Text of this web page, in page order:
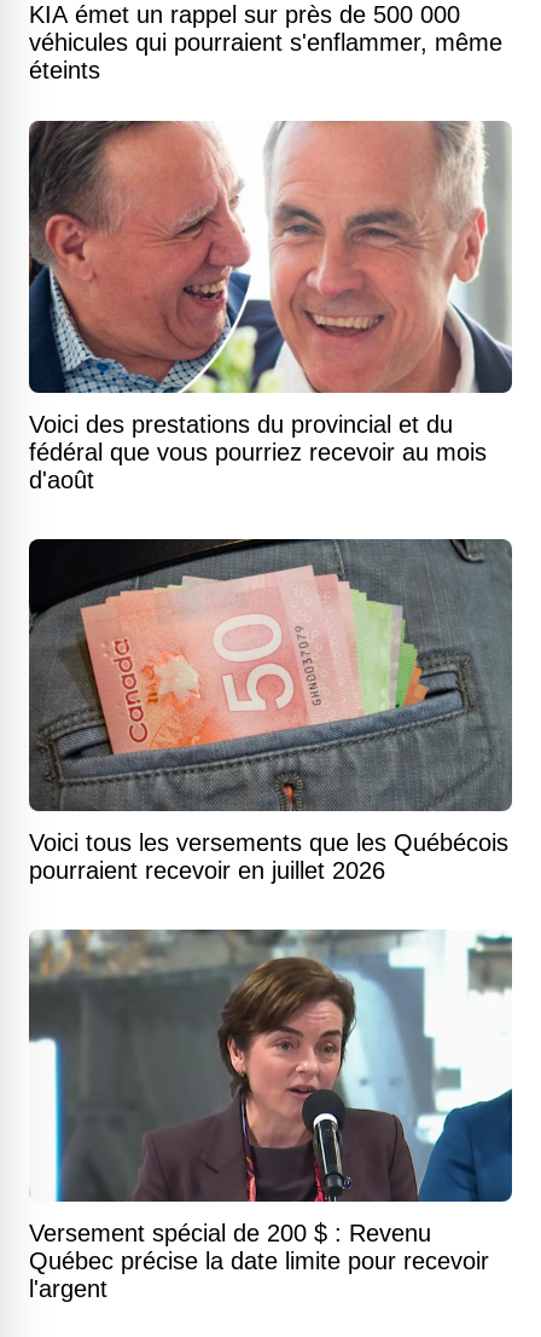
KIA émet un rappel sur près de 500 000
véhicules qui pourraient s'enflammer, même
éteints
Voici des prestations du provincial et du
fédéral que vous pourriez recevoir au mois
d'août
Voici tous les versements que les Québécois
pourraient recevoir en juillet 2026
Versement spécial de 200 $ : Revenu
Québec précise la date limite pour recevoir
l'argent